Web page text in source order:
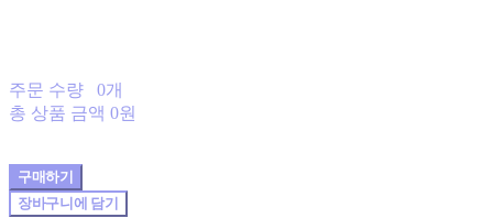
주문 수량
0개
총 상품 금액 0원
구매하기
장바구니에 담기